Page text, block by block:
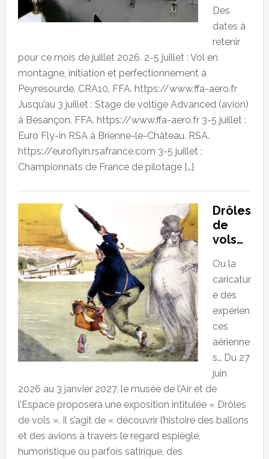
Des
dates à
retenir
pour ce mois de juillet 2026. 2-5 juillet : Vol en
montagne, initiation et perfectionnement à
Peyresourde. CRA10. FFA. https://www.ffa-aero.fr
Jusqu’au 3 juillet : Stage de voltige Advanced (avion)
à Besançon. FFA. https://www.ffa-aero.fr 3-5 juillet :
Euro Fly-in RSA à Brienne-le-Château. RSA.
https://euroflyin.rsafrance.com 3-5 juillet :
Championnats de France de pilotage […]
Drôles
de
vols…
Ou la
caricatur
e des
expérien
ces
aérienne
s… Du 27
juin
2026 au 3 janvier 2027, le musée de l’Air et de
l’Espace proposera une exposition intitulée « Drôles
de vols ». Il s’agit de « découvrir l’histoire des ballons
et des avions à travers le regard espiègle,
humoristique ou parfois satirique, des